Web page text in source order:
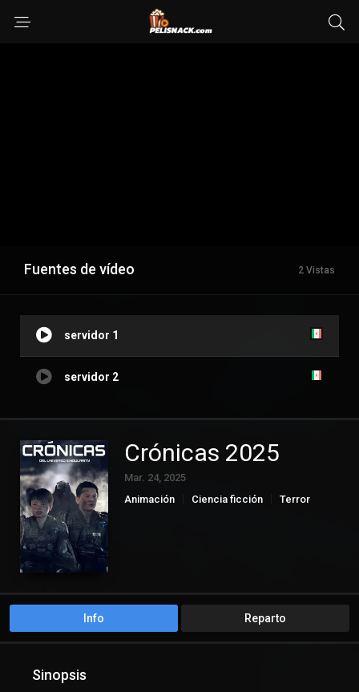
Fuentes de vídeo 2 Vistas
servidor 1
servidor 2
Crónicas 2025
Mar. 24, 2025
Animación
Ciencia ficción Terror
Info Reparto
Sinopsis